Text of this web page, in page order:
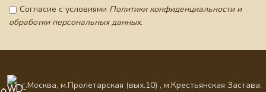
Согласие с условиями Политики конфиденциальности и
обработки персональных данных.
г.Москва, м.Пролетарская (вых.10) , м.Крестьянская Застава,